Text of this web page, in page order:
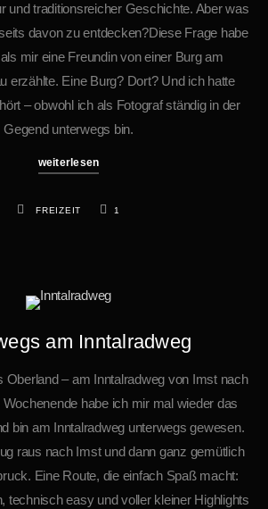
und traditionsreicher Geschichte. Aber was
davon zu entdecken?Diese Frage habe
mir eine Freundin von einer Burg am
erzählte. Eine Burg? Dort? Und ich hatte
– obwohl ich als Fotograf ständig in der
Gegend unterwegs bin.
weiterlesen
FREIZEIT 1
am Inntalradweg
Oberland – am Inntalradweg von Imst nach
habe ich mir mal wieder das
bin am Inntalradweg unterwegs gewesen.
raus nach Imst und dann ganz gemütlich
Eine Route, die einfach Spaß macht:
technisch easy und voller kleiner Highlights